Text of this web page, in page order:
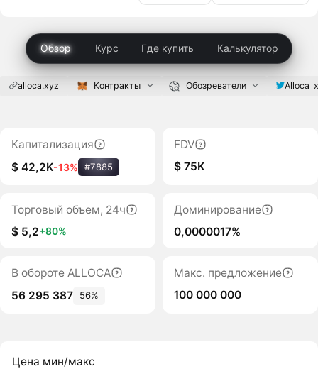
Обзор Курс Где купить Калькулятор
alloca.xyz Контракты Обозреватели
Капитализация
$ 42,2K-13% #7885
FDV
$ 75K
Торговый объем, 24ч
$ 5,2+80%
Доминирование
0,0000017%
В обороте ALLOCA
56 295 387
56%
Макс. предложение
100 000 000
Цена мин/макс